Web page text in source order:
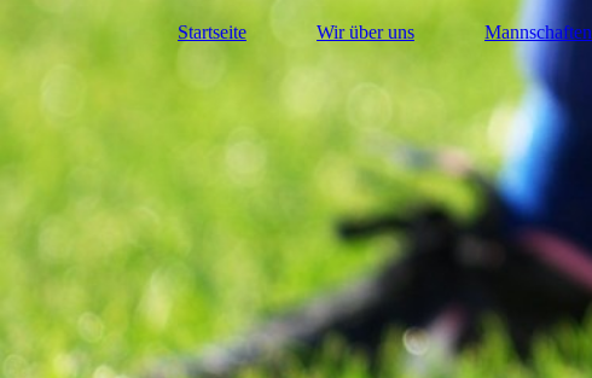
Startseite Wir über uns Mannschaften